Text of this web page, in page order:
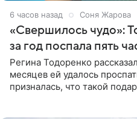
6 часов назад Соня Жарова
«Свершилось чудо»:
за год поспала пять
Регина Тодоренко
месяцев ей удалось
призналась, что такой